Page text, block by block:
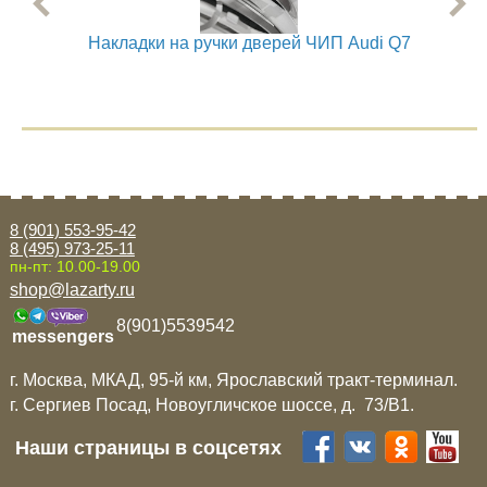
Накладки на ручки дверей ЧИП Audi Q7
8 (901) 553-95-42
8 (495) 973-25-11
пн-пт: 10.00-19.00
shop@lazarty.ru
messengers
8(901)5539542
г. Москва, МКАД, 95-й км, Ярославский тракт-терминал.
г. Сергиев Посад, Новоугличское шоссе, д. 73/B1.
Наши страницы в соцсетях
Mitsubishi
Toyota
Volkswagen
УАЗ
Дополнительные товары